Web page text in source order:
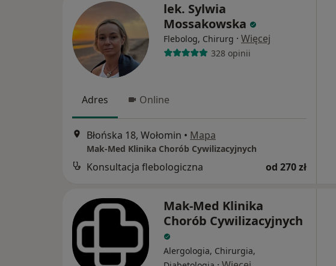
lek. Sylwia
Mossakowska
Flebolog, Chirurg · Więcej
328 opinii
Adres Online
Błońska 18, Wołomin • Mapa
Mak-Med Klinika Chorób Cywilizacyjnych
Konsultacja flebologiczna od 270 zł
Mak-Med Klinika
Chorób Cywilizacyjnych
Alergologia, Chirurgia,